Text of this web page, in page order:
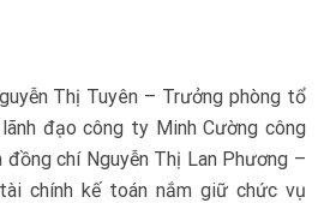
Thị Tuyên – Trưởng phòng tổ
đạo công ty Minh Cường công
chí Nguyễn Thị Lan Phương –
chính kế toán nắm giữ chức vụ